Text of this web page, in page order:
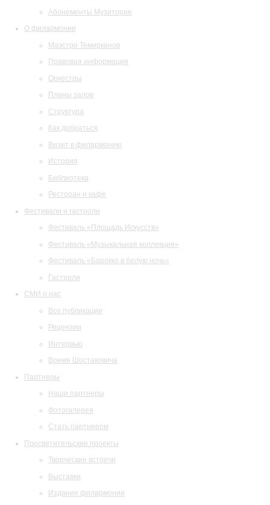
Абонементы Музитория
О филармонии
Маэстро Темирканов
Правовая информация
Оркестры
Планы залов
Структура
Как добраться
Визит в филармонию
История
Библиотека
Ресторан и кафе
Фестивали и гастроли
Фестиваль «Площадь Искусств»
Фестиваль «Музыкальная коллекция»
Фестиваль «Барокко в белую ночь»
Гастроли
СМИ о нас
Все публикации
Рецензии
Интервью
Время Шостаковича
Партнеры
Наши партнеры
Фотогалерея
Стать партнером
Просветительские проекты
Творческие встречи
Выставки
Издания филармонии